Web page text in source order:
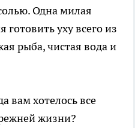
Одна милая
готовить уху всего из
рыба, чистая вода и
вам хотелось все
жизни?